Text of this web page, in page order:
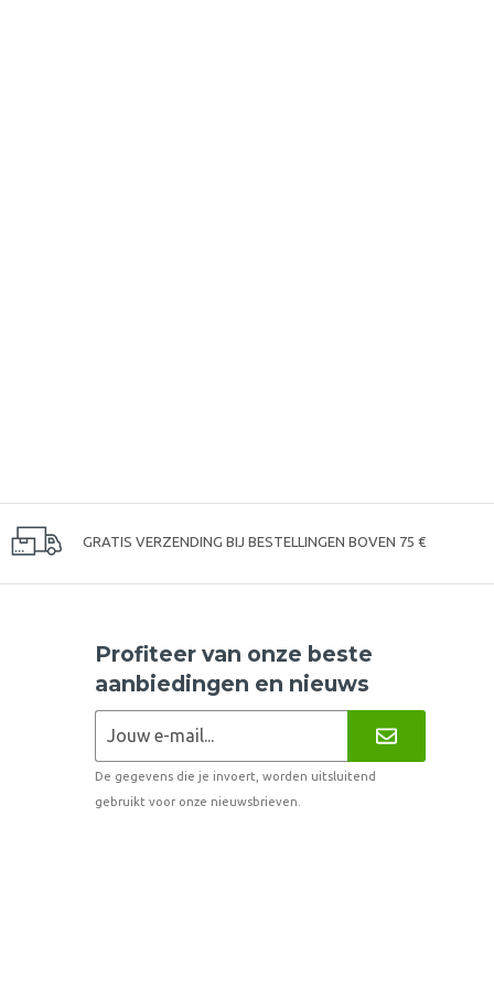
GRATIS VERZENDING BIJ BESTELLINGEN BOVEN 75 €
Profiteer van onze beste
aanbiedingen en nieuws
De gegevens die je invoert, worden uitsluitend
gebruikt voor onze nieuwsbrieven.